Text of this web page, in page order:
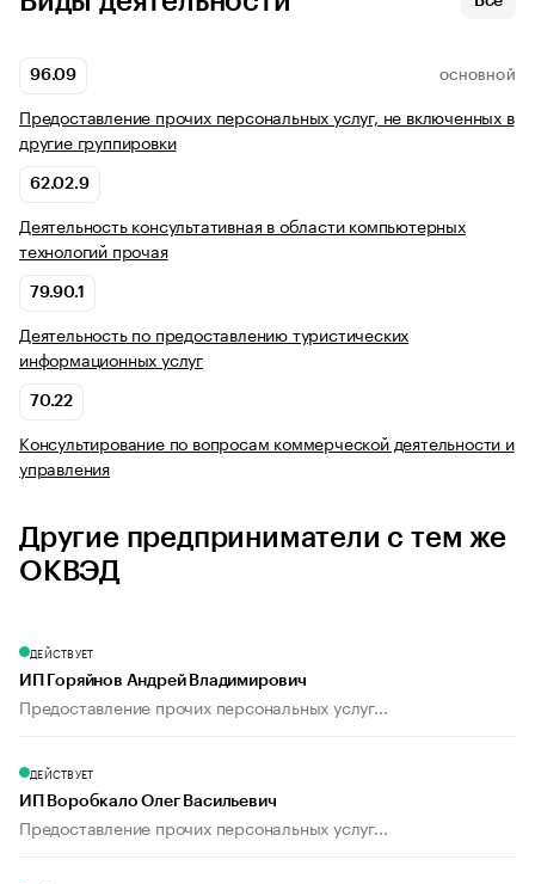
96.09 ОСНОВНОЙ
Предоставление прочих персональных услуг, не включенных в
другие группировки
62.02.9
Деятельность консультативная в области компьютерных
технологий прочая
79.90.1
Деятельность по предоставлению туристических
информационных услуг
70.22
Консультирование по вопросам коммерческой деятельности и
управления
Другие предприниматели с тем же
ОКВЭД
ДЕЙСТВУЕТ
ИП Горяйнов Андрей Владимирович
Предоставление прочих персональных услуг...
ДЕЙСТВУЕТ
ИП Воробкало Олег Васильевич
Предоставление прочих персональных услуг...